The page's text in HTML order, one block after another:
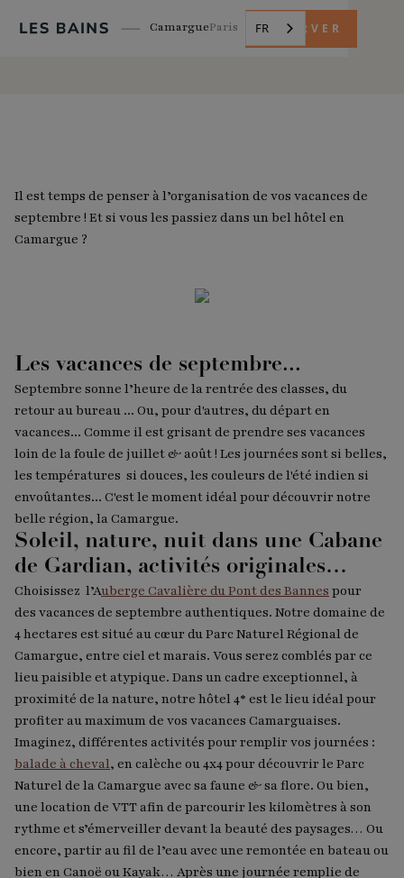
CamargueParis FR
RÉSERVER
Il est temps de penser à l’organisation de vos vacances de
septembre ! Et si vous les passiez dans un bel hôtel en
Camargue ?
Les vacances de septembre...
Septembre sonne l’heure de la rentrée des classes, du
retour au bureau ... Ou, pour d'autres, du départ en
vacances... Comme il est grisant de prendre ses vacances
loin de la foule de juillet & août ! Les journées sont si belles,
les températures si douces, les couleurs de l'été indien si
envoûtantes... C'est le moment idéal pour découvrir notre
belle région, la Camargue.
Soleil, nature, nuit dans une Cabane
de Gardian, activités originales…
Choisissez l’Auberge Cavalière du Pont des Bannes pour
des vacances de septembre authentiques. Notre domaine de
4 hectares est situé au cœur du Parc Naturel Régional de
Camargue, entre ciel et marais. Vous serez comblés par ce
lieu paisible et atypique. Dans un cadre exceptionnel, à
proximité de la nature, notre hôtel 4* est le lieu idéal pour
profiter au maximum de vos vacances Camarguaises.
Imaginez, différentes activités pour remplir vos journées :
balade à cheval, en calèche ou 4x4 pour découvrir le Parc
Naturel de la Camargue avec sa faune & sa flore. Ou bien,
une location de VTT afin de parcourir les kilomètres à son
rythme et s’émerveiller devant la beauté des paysages… Ou
encore, partir au fil de l’eau avec une remontée en bateau ou
bien en Canoë ou Kayak… Après une journée remplie de